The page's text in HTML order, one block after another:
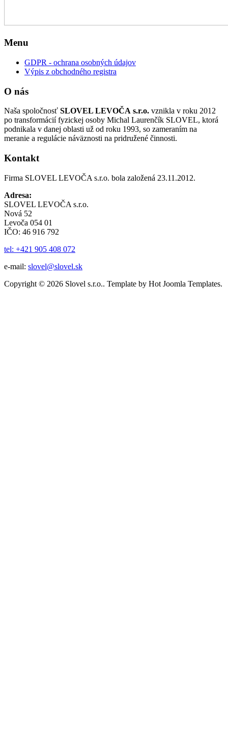
Menu
GDPR - ochrana osobných údajov
Výpis z obchodného registra
O nás
Naša spoločnosť SLOVEL LEVOČA s.r.o. vznikla v roku 2012
po transformácií fyzickej osoby Michal Laurenčík SLOVEL, ktorá
podnikala v danej oblasti už od roku 1993, so zameraním na
meranie a regulácie náväznosti na pridružené činnosti.
Kontakt
Firma SLOVEL LEVOČA s.r.o. bola založená 23.11.2012.
Adresa:
SLOVEL LEVOČA s.r.o.
Nová 52
Levoča 054 01
IČO: 46 916 792
tel: +421 905 408 072
e-mail: slovel@slovel.sk
Copyright © 2026 Slovel s.r.o.. Template by Hot Joomla Templates.